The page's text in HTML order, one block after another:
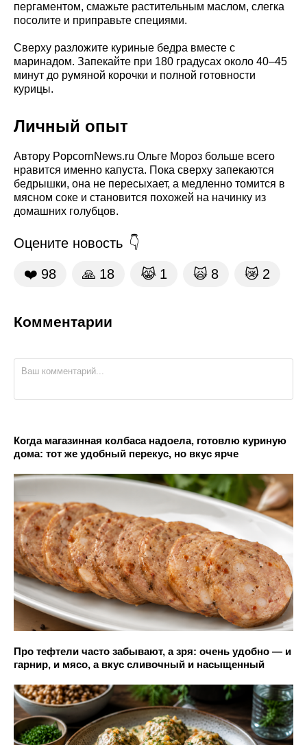
пергаментом, смажьте растительным маслом, слегка
посолите и приправьте специями.
Сверху разложите куриные бедра вместе с
маринадом. Запекайте при 180 градусах около 40–45
минут до румяной корочки и полной готовности
курицы.
Личный опыт
Автору PopcornNews.ru Ольге Мороз больше всего
нравится именно капуста. Пока сверху запекаются
бедрышки, она не пересыхает, а медленно томится в
мясном соке и становится похожей на начинку из
домашних голубцов.
Оцените новость
❤️ 98 🙏 18 😹 1 🙀 8 😿 2
Комментарии
Когда магазинная колбаса надоела, готовлю куриную
дома: тот же удобный перекус, но вкус ярче
Про тефтели часто забывают, а зря: очень удобно — и
гарнир, и мясо, а вкус сливочный и насыщенный